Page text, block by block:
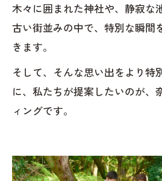
木々に囲まれた神社や、静寂な
古い街並みの中で、特別な瞬間
きます。
そして、そんな思い出をより特
に、私たちが提案したいのが、
ィングです。